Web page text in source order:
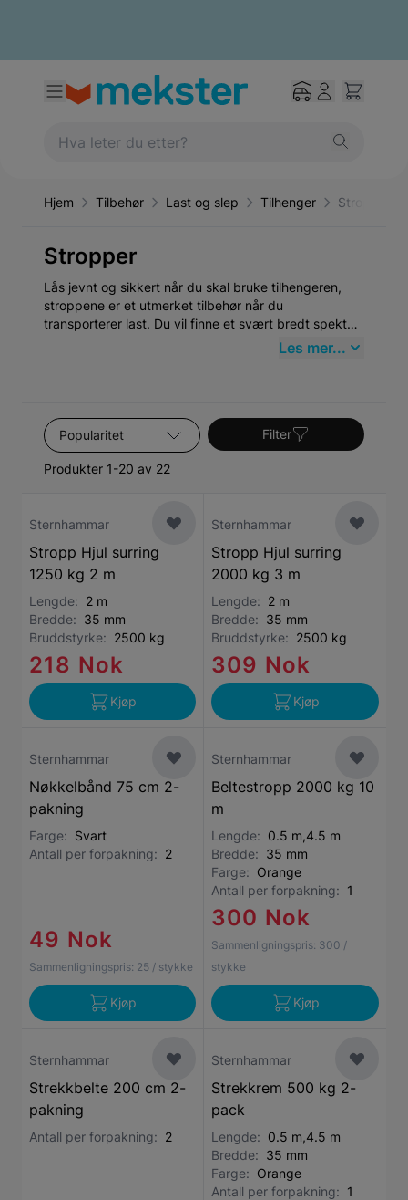
Hjem Tilbehør Last og slep Tilhenger Stropper
Stropper
Lås jevnt og sikkert når du skal bruke tilhengeren,
stroppene er et utmerket tilbehør når du
transporterer last. Du vil finne et svært bredt spekter
Les mer...
Sorter etter
Produkter 1-20 av 22
Filter
Sternhammar
Stropp Hjul surring
1250 kg 2 m
Lengde: 2 m
Bredde: 35 mm
Bruddstyrke: 2500 kg
218 Nok
Kjøp
Sternhammar
Stropp Hjul surring
2000 kg 3 m
Lengde: 2 m
Bredde: 35 mm
Bruddstyrke: 2500 kg
309 Nok
Kjøp
Sternhammar
Nøkkelbånd 75 cm 2-
pakning
Farge: Svart
Antall per forpakning: 2
49 Nok
Sammenligningspris: 25 / stykke
Kjøp
Sternhammar
Beltestropp 2000 kg 10
m
Lengde: 0.5 m,4.5 m
Bredde: 35 mm
Farge: Orange
Antall per forpakning: 1
300 Nok
Sammenligningspris: 300 /
stykke
Kjøp
Sternhammar
Strekkbelte 200 cm 2-
pakning
Antall per forpakning: 2
Sternhammar
Strekkrem 500 kg 2-
pack
Lengde: 0.5 m,4.5 m
Bredde: 35 mm
Farge: Orange
Antall per forpakning: 1